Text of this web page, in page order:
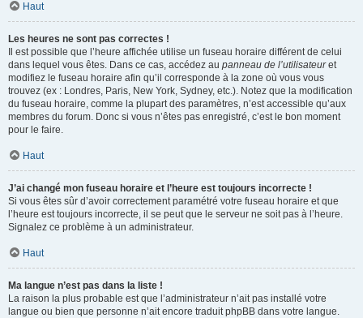
Haut
Les heures ne sont pas correctes !
Il est possible que l’heure affichée utilise un fuseau horaire différent de celui
dans lequel vous êtes. Dans ce cas, accédez au panneau de l’utilisateuret
modifiez le fuseau horaire afin qu’il corresponde à la zone où vous vous
trouvez (ex : Londres, Paris, New York, Sydney, etc.). Notez que la modification
du fuseau horaire, comme la plupart des paramètres, n’est accessible qu’aux
membres du forum. Donc si vous n’êtes pas enregistré, c’est le bon moment
pour le faire.
Haut
J’ai changé mon fuseau horaire et l’heure est toujours incorrecte !
Si vous êtes sûr d’avoir correctement paramétré votre fuseau horaire et que
l’heure est toujours incorrecte, il se peut que le serveur ne soit pas à l’heure.
Signalez ce problème à un administrateur.
Haut
Ma langue n’est pas dans la liste !
La raison la plus probable est que l’administrateur n’ait pas installé votre
langue ou bien que personne n’ait encore traduit phpBB dans votre langue.